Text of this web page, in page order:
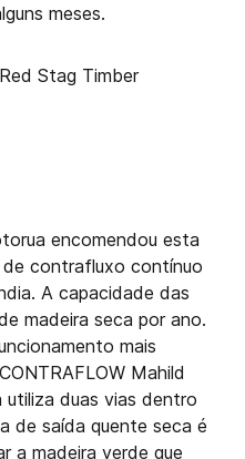
meses.
encomendou esta
de contrafluxo contínuo
A capacidade das
madeira seca por ano.
mais
Mahild
duas vias dentro
de saída quente seca é
a madeira verde que